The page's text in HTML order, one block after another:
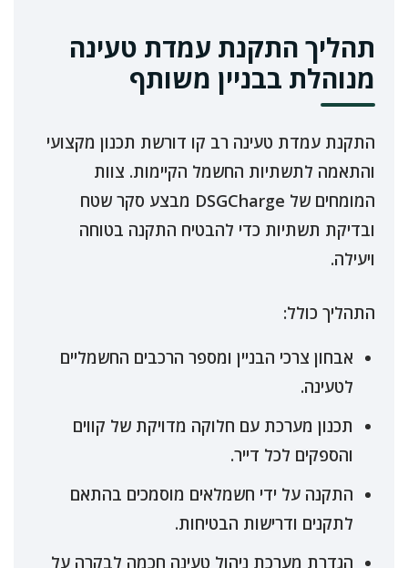
תהליך התקנת עמדת טעינה
מנוהלת בבניין משותף
התקנת עמדת טעינה רב קו דורשת תכנון מקצועי
והתאמה לתשתיות החשמל הקיימות. צוות
המומחים של DSGCharge מבצע סקר שטח
ובדיקת תשתיות כדי להבטיח התקנה בטוחה
ויעילה.
התהליך כולל:
אבחון צרכי הבניין ומספר הרכבים החשמליים
לטעינה.
תכנון מערכת עם חלוקה מדויקת של קווים
והספקים לכל דייר.
התקנה על ידי חשמלאים מוסמכים בהתאם
לתקנים ודרישות הבטיחות.
הגדרת מערכת ניהול טעינה חכמה לבקרה על